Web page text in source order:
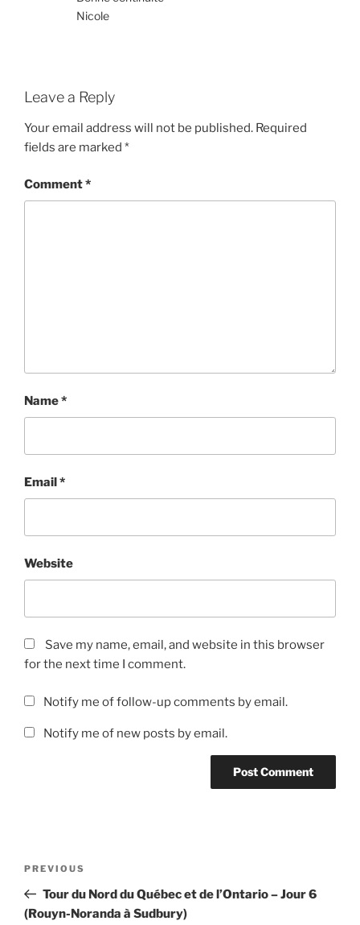
Nicole
Leave a Reply
Your email address will not be published. Required
fields are marked *
Comment*
Name*
Email*
Website
Save my name, email, and website in this browser
for the next time I comment.
Notify me of follow-up comments by email.
Notify me of new posts by email.
Previous
Post
PREVIOUS
Tour du Nord du Québec et de l’Ontario – Jour 6
(Rouyn-Noranda à Sudbury)